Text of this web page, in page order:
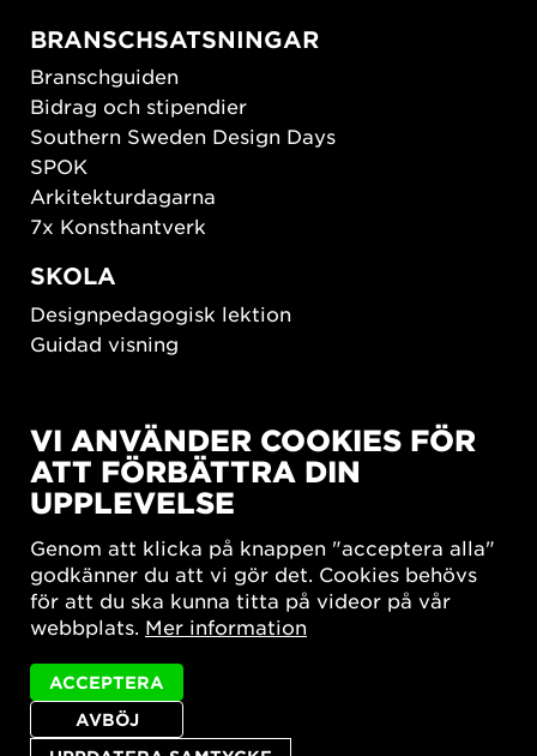
BRANSCHSATSNINGAR
Branschguiden
Bidrag och stipendier
Southern Sweden Design Days
SPOK
Arkitekturdagarna
7x Konsthantverk
SKOLA
Designpedagogisk lektion
Guidad visning
New European Bauhaus
SUSTAINORDIC
Share Future Living
What Matter_s
Integritetspolicy
Cookie-inställningar
VI ANVÄNDER COOKIES FÖR
ATT FÖRBÄTTRA DIN
UPPLEVELSE
Genom att klicka på knappen "acceptera alla"
godkänner du att vi gör det. Cookies behövs
för att du ska kunna titta på videor på vår
webbplats. Mer information
AVBÖJ
ACCEPTERA